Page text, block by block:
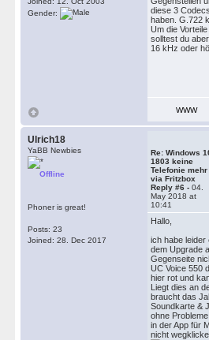
Gender:
diese 3
haben. G.722
Um die
solltest du
16 kHz oder
WWW
Ulrich18
YaBB Newbies
Offline
Phoner is great!
Posts: 23
Joined: 28. Dec 2017
Re: Windows
1803 keine
Telefonie mehr
via Fritzbox
Reply #6 - 04.
May 2018 at
10:41
Hallo,
ich habe leider
dem Upgrade
Gegenseite
UC Voice 550
hier rot und
Liegt dies an
braucht das
Soundkarte &
ohne
in der App für
nicht